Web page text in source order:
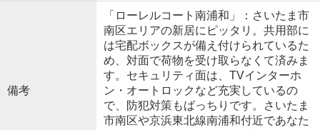
備考
「ローレルコート南浦和」：さいたま市
南区エリアの新居にピッタリ。共用部に
は宅配ボックスが備え付けられているた
め、対面で荷物を受け取らなくて済みま
す。セキュリティ面は、TVインターホ
ン・オートロックなど充実しているの
で、防犯対策もばっちりです。さいたま
市南区や京浜東北線南浦和付近であなた